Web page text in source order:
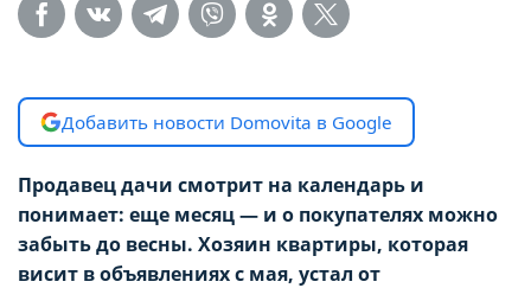
Добавить новости Domovita в Google
Продавец дачи смотрит на календарь и
понимает: еще месяц — и о покупателях можно
забыть до весны. Хозяин квартиры, которая
висит в объявлениях с мая, устал от